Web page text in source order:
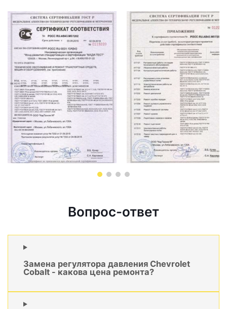
Вопрос-ответ
Замена регулятора давления Chevrolet
Cobalt - какова цена ремонта?